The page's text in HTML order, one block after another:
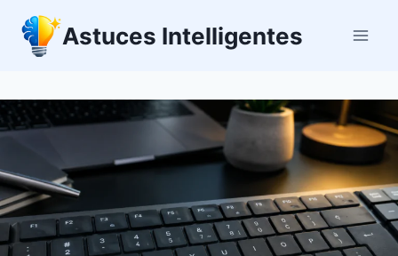
contenu
Astuces Intelligentes